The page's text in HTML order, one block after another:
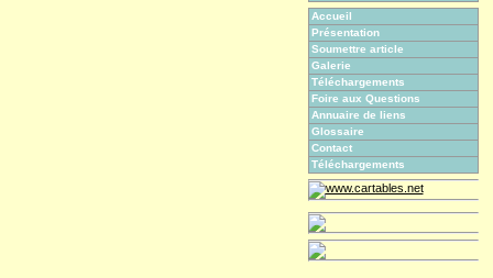
Accueil
Présentation
Soumettre article
Galerie
Téléchargements
Foire aux Questions
Annuaire de liens
Glossaire
Contact
Téléchargements